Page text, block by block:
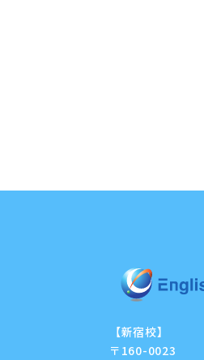
【新宿校】
〒160-0023